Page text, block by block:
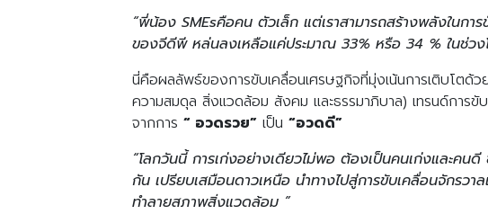
“พี่น้อง SMEsคือคน ตัวเล็ก แต่เราสามารถสร้างพลังในกา
ของจีดีพี หล่นลงเหลือแค่ประมาณ 33% หรือ 34 % ในช่วง
นี่คือผลลัพธ์ของการขับเคลื่อนเศรษฐกิจที่มุ่งเน้นการเติบโตด้
ความสมดุล สิ่งแวดล้อม สังคม และธรรมาภิบาล) เทรนด์การ
จากการ “ อวดรวย” เป็น “อวดดี”
“โลกวันนี้ การเก่งอย่างเดียวไม่พอ ต้องเป็นคนเก่งและค
กัน เปรียบเสมือนดาวเหนือ นำทางไปสู่การขับเคลื่อนจักรว
ทำลายสภาพสิ่งแวดล้อม ”